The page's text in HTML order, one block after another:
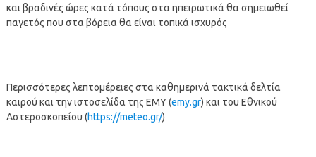
και βραδινές ώρες κατά τόπους στα ηπειρωτικά θα σημειωθεί
παγετός που στα βόρεια θα είναι τοπικά ισχυρός
Περισσότερες λεπτομέρειες στα καθημερινά τακτικά δελτία
καιρού και την ιστοσελίδα της ΕΜΥ (emy.gr) και του Εθνικού
Αστεροσκοπείου (https://meteo.gr/)